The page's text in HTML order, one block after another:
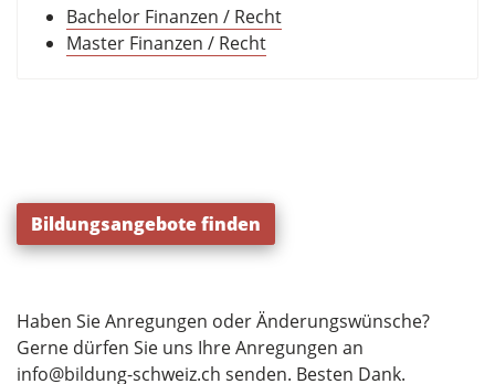
Bachelor Finanzen / Recht
Master Finanzen / Recht
Bildungsangebote finden
Haben Sie Anregungen oder Änderungswünsche?
Gerne dürfen Sie uns Ihre Anregungen an
info@bildung-schweiz.ch senden. Besten Dank.